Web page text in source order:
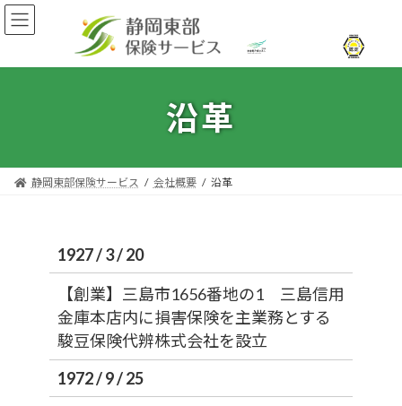
コ
ン
プ
ナ
ビ
動
沿革
静岡東部保険サービス 会社概要 沿革
1927 / 3 / 20
【創業】三島市1656番地の1 三島信用
金庫本店内に損害保険を主業務とする
駿豆保険代辨株式会社を設立
1972 / 9 / 25